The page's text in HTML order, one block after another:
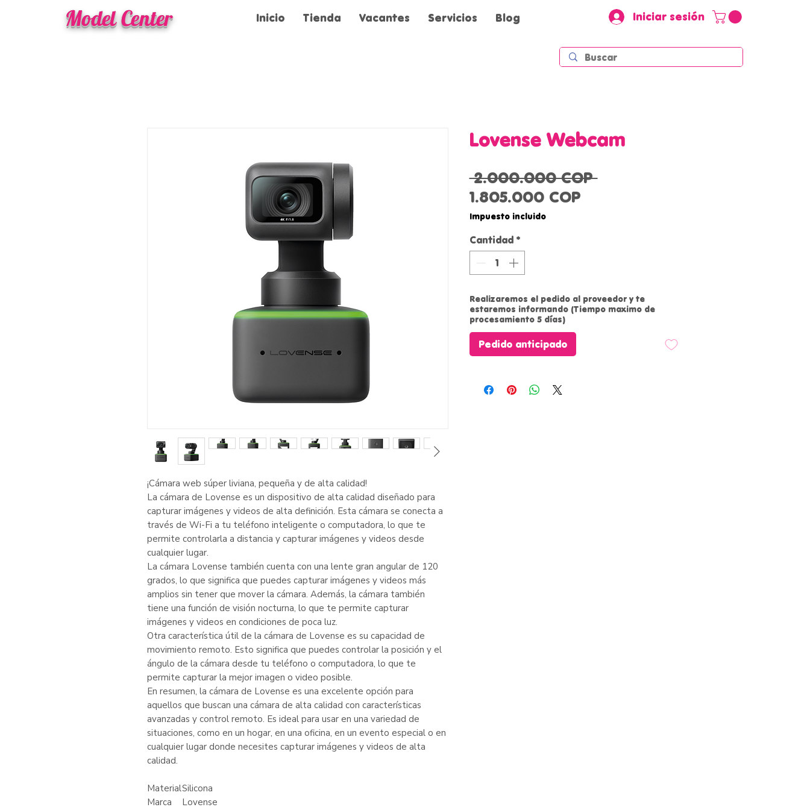
Model Center Inicio Tienda Vacantes Servicios Blog Iniciar sesión
¡Cámara web súper liviana, pequeña y de alta calidad!
La cámara de Lovense es un dispositivo de alta calidad diseñado para
capturar imágenes y videos de alta definición. Esta cámara se conecta a
través de Wi-Fi a tu teléfono inteligente o computadora, lo que te
permite controlarla a distancia y capturar imágenes y videos desde
cualquier lugar.
La cámara Lovense también cuenta con una lente gran angular de 120
grados, lo que significa que puedes capturar imágenes y videos más
amplios sin tener que mover la cámara. Además, la cámara también
tiene una función de visión nocturna, lo que te permite capturar
imágenes y videos en condiciones de poca luz.
Otra característica útil de la cámara de Lovense es su capacidad de
movimiento remoto. Esto significa que puedes controlar la posición y el
ángulo de la cámara desde tu teléfono o computadora, lo que te
permite capturar la mejor imagen o video posible.
En resumen, la cámara de Lovense es una excelente opción para
aquellos que buscan una cámara de alta calidad con características
avanzadas y control remoto. Es ideal para usar en una variedad de
situaciones, como en un hogar, en una oficina, en un evento especial o en
cualquier lugar donde necesites capturar imágenes y videos de alta
calidad.
MaterialSilicona
Marca
Lovense
Lovense Webcam
2.000.000 COP Precio
1.805.000 COPPrecio
Impuesto incluido
Cantidad *
Realizaremos el pedido al proveedor y te
estaremos informando (Tiempo maximo de
procesamiento 5 días)
Pedido anticipado